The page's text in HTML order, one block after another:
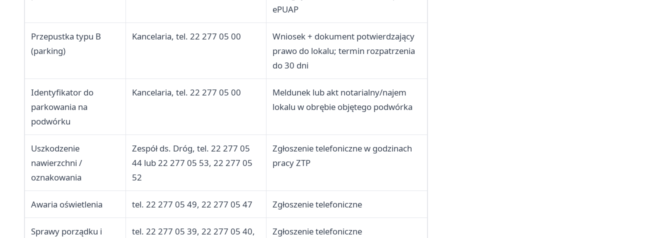
ePUAP
Przepustka typu B
(parking)
Kancelaria, tel. 22 277 05 00
Wniosek + dokument potwierdzający
prawo do lokalu; termin rozpatrzenia
do 30 dni
Identyfikator do
parkowania na
podwórku
Kancelaria, tel. 22 277 05 00
Meldunek lub akt notarialny/najem
lokalu w obrębie objętego podwórka
Uszkodzenie
nawierzchni /
oznakowania
Zespół ds. Dróg, tel. 22 277 05
44 lub 22 277 05 53, 22 277 05
52
Zgłoszenie telefoniczne w godzinach
pracy ZTP
Awaria oświetlenia tel. 22 277 05 49, 22 277 05 47 Zgłoszenie telefoniczne
Sprawy porządku i
tel. 22 277 05 39, 22 277 05 40,
Zgłoszenie telefoniczne